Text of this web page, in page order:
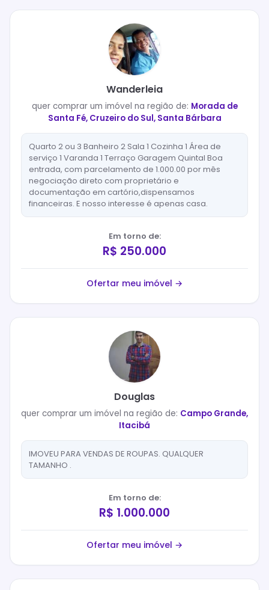
Wanderleia
quer comprarum imóvel na região de: Morada de
Santa Fé, Cruzeiro do Sul, Santa Bárbara
Quarto 2 ou 3 Banheiro 2 Sala 1 Cozinha 1 Área de
serviço 1 Varanda 1 Terraço Garagem Quintal Boa
entrada, com parcelamento de 1.000.00 por mês
negociação direto com proprietário e
documentação em cartório,dispensamos
financeiras. E nosso interesse é apenas casa.
Em torno de:
R$ 250.000
Ofertar meu imóvel →
Douglas
quer comprar um imóvel na região de: Campo Grande,
Itacibá
IMOVEU PARA VENDAS DE ROUPAS. QUALQUER
TAMANHO .
Em torno de:
R$ 1.000.000
Ofertar meu imóvel →